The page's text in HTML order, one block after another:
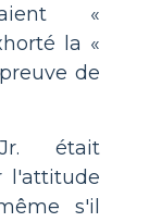
«
la «
de
était
l'attitude
s'il